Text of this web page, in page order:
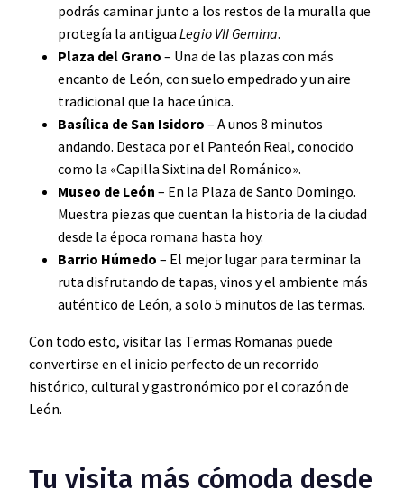
podrás caminar junto a los restos de la muralla que
protegía la antigua Legio VII Gemina.
Plaza del Grano – Una de las plazas con más
encanto de León, con suelo empedrado y un aire
tradicional que la hace única.
Basílica de San Isidoro – A unos 8 minutos
andando. Destaca por el Panteón Real, conocido
como la «Capilla Sixtina del Románico».
Museo de León – En la Plaza de Santo Domingo.
Muestra piezas que cuentan la historia de la ciudad
desde la época romana hasta hoy.
Barrio Húmedo – El mejor lugar para terminar la
ruta disfrutando de tapas, vinos y el ambiente más
auténtico de León, a solo 5 minutos de las termas.
Con todo esto, visitar las Termas Romanas puede
convertirse en el inicio perfecto de un recorrido
histórico, cultural y gastronómico por el corazón de
León.
Tu visita más cómoda desde